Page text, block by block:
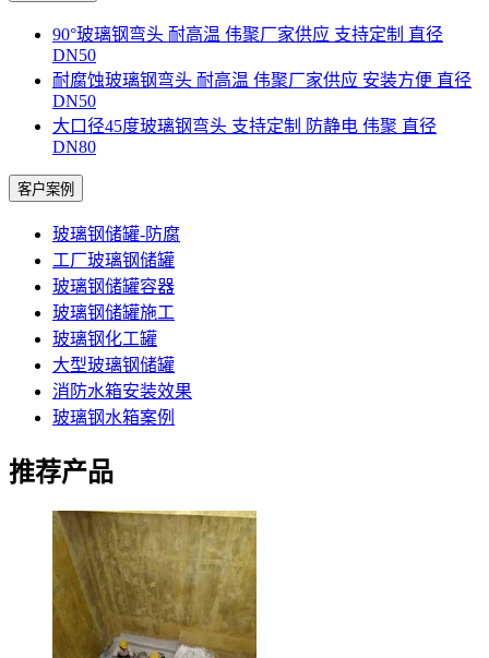
90°玻璃钢弯头 耐高温 伟聚厂家供应 支持定制 直径
DN50
耐腐蚀玻璃钢弯头 耐高温 伟聚厂家供应 安装方便 直径
DN50
大口径45度玻璃钢弯头 支持定制 防静电 伟聚 直径
DN80
客户案例
玻璃钢储罐-防腐
工厂玻璃钢储罐
玻璃钢储罐容器
玻璃钢储罐施工
玻璃钢化工罐
大型玻璃钢储罐
消防水箱安装效果
玻璃钢水箱案例
推荐产品